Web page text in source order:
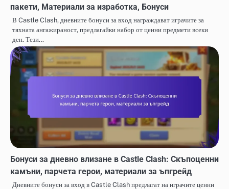
пакети, Материали за изработка, Бонуси
В Castle Clash, дневните бонуси за вход награждават играчите за
тяхната ангажираност, предлагайки набор от ценни предмети всеки
ден. Тези…
Бонуси за дневно влизане в Castle Clash: Скъпоценни
камъни, парчета герои, материали за ъпгрейд
Дневните бонуси за вход в Castle Clash предлагат на играчите ценни